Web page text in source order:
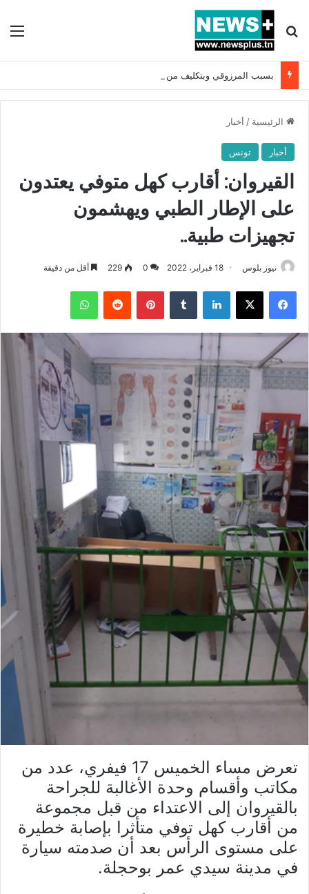
بحث عن
الرئيسية / أخبار
أخبار تونس
القيروان: أقارب كهل متوفي يعتدون
على الإطار الطبي ويهشمون
تجهيزات طبية..
نيوز بلوس 18 فبراير، 2022 0
229 أقل من دقيقة
فيسبوك X لينكدإن بينتيريست واتساب
تعرض مساء الخميس 17 فيفري، عدد من
مكاتب وأقسام وحدة الأغالبة للجراحة
بالقيروان إلى الاعتداء من قبل مجموعة
من أقارب كهل توفي متأثرا بإصابة خطيرة
على مستوى الرأس بعد أن صدمته سيارة
في مدينة سيدي عمر بوحجلة.